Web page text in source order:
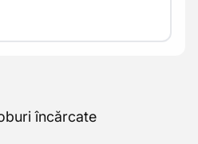
încărcate